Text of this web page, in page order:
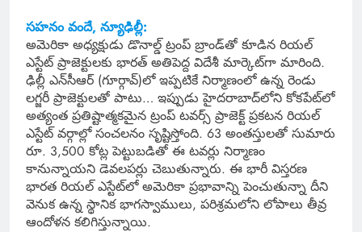
సహనం వందే, న్యూఢిల్లీ:
అమెరికా అధ్యక్షుడు డొనాల్డ్ ట్రంప్ బ్రాండ్‌తో కూడిన రియల్
ఎస్టేట్ ప్రాజెక్టులకు భారత్ అతిపెద్ద విదేశీ మార్కెట్‌గా మారింది.
ఢిల్లీ ఎన్‌సీఆర్ (గూర్గావ్)లో ఇప్పటికే నిర్మాణంలో ఉన్న రెండు
లగ్జరీ ప్రాజెక్టులతో పాటు… ఇప్పుడు హైదరాబాద్‌లోని కోకపేట్‌లో
అత్యంత ప్రతిష్టాత్మకమైన ట్రంప్ టవర్స్ ప్రాజెక్ట్ ప్రకటన రియల్
ఎస్టేట్ వర్గాల్లో సంచలనం సృష్టిస్తోంది. 63 అంతస్తులతో సుమారు
రూ. 3,500 కోట్ల పెట్టుబడితో ఈ టవర్లు నిర్మాణం
కానున్నాయని డెవలపర్లు చెబుతున్నారు. ఈ భారీ విస్తరణ
భారత రియల్ ఎస్టేట్‌లో అమెరికా ప్రభావాన్ని పెంచుతున్నా దీని
వెనుక ఉన్న స్థానిక భాగస్వాములు, పరిశ్రమలోని లోపాలు తీవ్ర
ఆందోళన కలిగిస్తున్నాయి.